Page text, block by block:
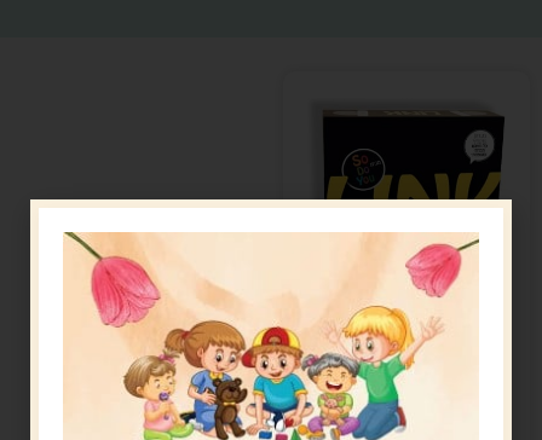
לינק LINK – משחק
קישורים
119.00 ש"ח
הוספה לסל